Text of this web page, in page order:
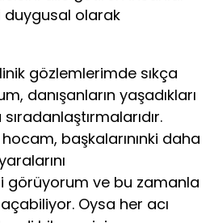
olarak
gözlemlerimde sıkça
danışanların yaşadıkları
başkalarınınki daha
görüyorum ve bu zamanla
Oysa her acı